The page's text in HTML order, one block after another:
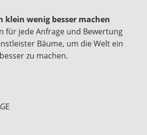
klein wenig besser machen
für jede Anfrage und Bewertung
Bäume, um die Welt ein
zu machen.